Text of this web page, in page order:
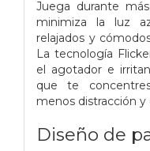
Juega durante
minimiza la luz
relajados y
La tecnología
el agotador e
que te
menos distracción y
Diseño de